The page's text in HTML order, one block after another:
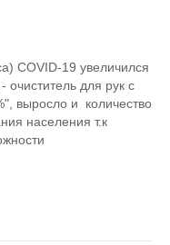
COVID-19 увеличился
для рук с
выросло и количество
населения т.к